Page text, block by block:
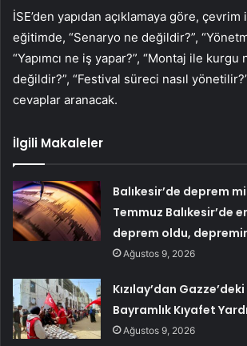
İSE’den yapıdan açıklamaya göre,
eğitimde, “Senaryo ne değildir?”,
“Yapımcı ne iş yapar?”, “Montaj ile kurgu
değildir?”, “Festival süreci nasıl
cevaplar aranacak.
İlgili Makaleler
Balıkesir’de deprem
Temmuz Balıkesir’de
deprem oldu,
Ağustos 9, 2026
Kızılay’dan
Bayramlık Kıyafet
Ağustos 9, 2026